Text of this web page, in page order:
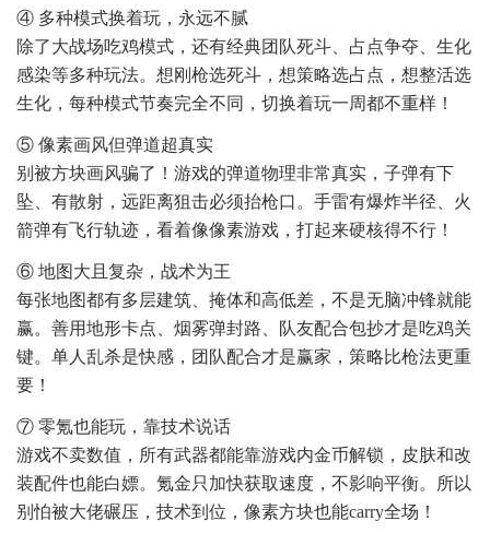
④ 多种模式换着玩，永远不腻
除了大战场吃鸡模式，还有经典团队死斗、占点争夺、生化
感染等多种玩法。想刚枪选死斗，想策略选占点，想整活选
生化，每种模式节奏完全不同，切换着玩一周都不重样！
⑤ 像素画风但弹道超真实
别被方块画风骗了！游戏的弹道物理非常真实，子弹有下
坠、有散射，远距离狙击必须抬枪口。手雷有爆炸半径、火
箭弹有飞行轨迹，看着像像素游戏，打起来硬核得不行！
⑥ 地图大且复杂，战术为王
每张地图都有多层建筑、掩体和高低差，不是无脑冲锋就能
赢。善用地形卡点、烟雾弹封路、队友配合包抄才是吃鸡关
键。单人乱杀是快感，团队配合才是赢家，策略比枪法更重
要！
⑦ 零氪也能玩，靠技术说话
游戏不卖数值，所有武器都能靠游戏内金币解锁，皮肤和改
装配件也能白嫖。氪金只加快获取速度，不影响平衡。所以
别怕被大佬碾压，技术到位，像素方块也能carry全场！